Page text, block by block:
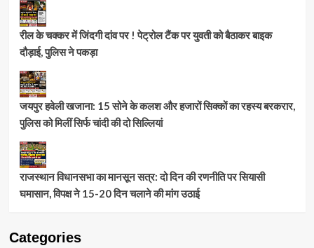
रील के चक्कर में जिंदगी दांव पर ! पेट्रोल टैंक पर युवती को बैठाकर बाइक
दौड़ाई, पुलिस ने पकड़ा
जयपुर हवेली खजाना: 15 सोने के कलश और हजारों सिक्कों का रहस्य बरकरार,
पुलिस को मिलीं सिर्फ चांदी की दो सिल्लियां
राजस्थान विधानसभा का मानसून सत्र: दो दिन की रणनीति पर सियासी
घमासान, विपक्ष ने 15-20 दिन चलाने की मांग उठाई
Categories